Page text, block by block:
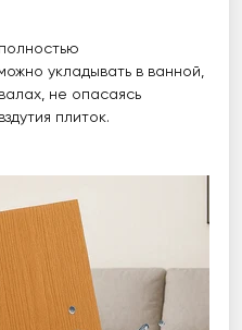
укладывать в ванной,
не опасаясь
плиток.